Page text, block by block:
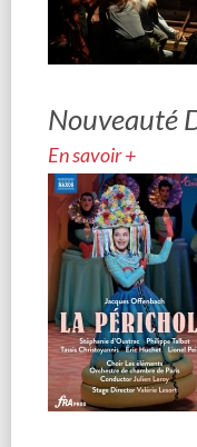
Nouveauté
En savoir +